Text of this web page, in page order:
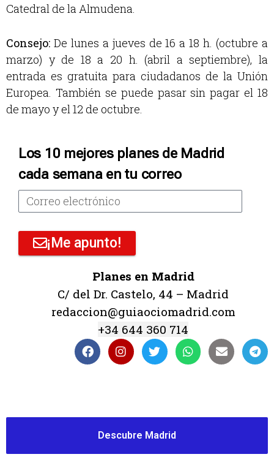
Catedral de la Almudena.
Consejo: De lunes a jueves de 16 a 18 h. (octubre a
marzo) y de 18 a 20 h. (abril a septiembre), la
entrada es gratuita para ciudadanos de la Unión
Europea. También se puede pasar sin pagar el 18
de mayo y el 12 de octubre.
Los 10 mejores planes de Madrid
cada semana en tu correo
¡Me apunto!
Planes en Madrid
C/ del Dr. Castelo, 44 – Madrid
redaccion@guiaociomadrid.com
+34 644 360 714
Descubre Madrid